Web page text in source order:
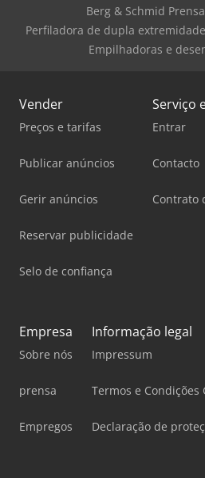
Berg & Schmid
Perfiladora de dupla extremidade
Empilhadoras e
Vender
Preços e tarifas
Publicar anúncios
Gerir anúncios
Reservar publicidade
Selo de confiança
Serviço
Entrar
Contacto
Contrato
Empresa
Sobre nós
prensa
Empregos
Informação legal
Impressum
Termos e Condições
Declaração de